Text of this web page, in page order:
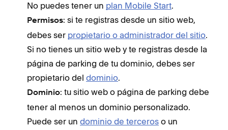
No puedes tener un plan Mobile Start.
Permisos: si te registras desde un sitio web,
debes ser propietario o administrador del sitio.
Si no tienes un sitio web y te registras desde la
página de parking de tu dominio, debes ser
propietario del dominio.
Dominio: tu sitio web o página de parking debe
tener al menos un dominio personalizado.
Puede ser un dominio de terceros o un